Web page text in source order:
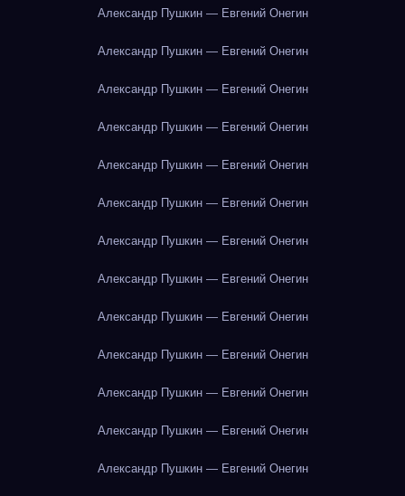
Александр Пушкин — Евгений Онегин
Александр Пушкин — Евгений Онегин
Александр Пушкин — Евгений Онегин
Александр Пушкин — Евгений Онегин
Александр Пушкин — Евгений Онегин
Александр Пушкин — Евгений Онегин
Александр Пушкин — Евгений Онегин
Александр Пушкин — Евгений Онегин
Александр Пушкин — Евгений Онегин
Александр Пушкин — Евгений Онегин
Александр Пушкин — Евгений Онегин
Александр Пушкин — Евгений Онегин
Александр Пушкин — Евгений Онегин